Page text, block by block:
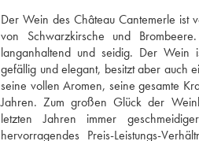
Der Wein des Château Cantemerle ist
von Schwarzkirsche und
langanhaltend und seidig. Der Wein
gefällig und elegant, besitzt aber auch
seine vollen Aromen, seine gesamte
Jahren. Zum großen Glück der
letzten Jahren immer
hervorragendes Preis-Leistungs-